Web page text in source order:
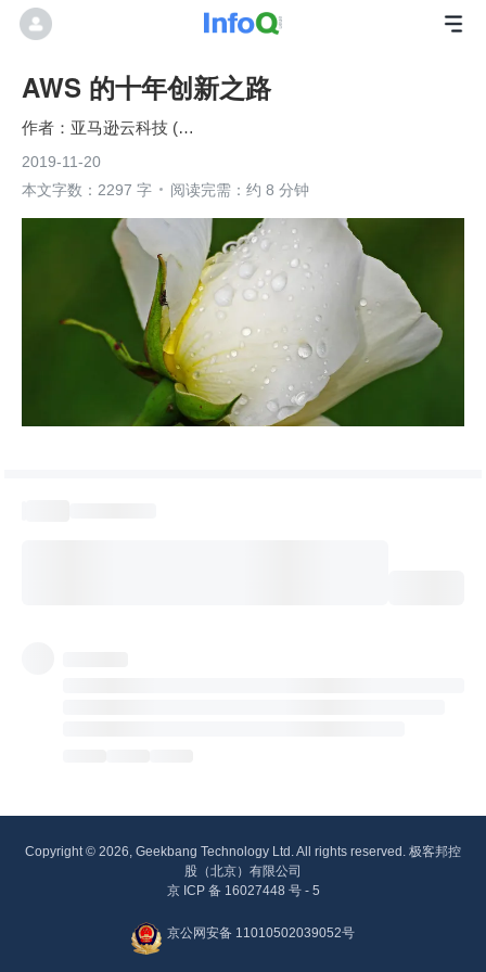
AWS 的十年创新之路
亚马逊云科技 (Amazon Web Services）
2019-11-20
本文字数：2297 字
阅读完需：约 8 分钟
Copyright © 2026, Geekbang Technology Ltd. All rights reserved. 极客邦控
股（北京）有限公司
京 ICP 备 16027448 号 - 5
京公网安备 11010502039052号